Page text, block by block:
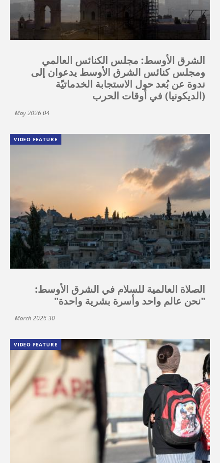
الشرق الأوسط: مجلس الكنائس العالمي
ومجلس كنائس الشرق الأوسط يدعوان إلى
ندوة عن بُعد حول الاستجابة الخدماتيّة
(الديكونيا) في أوقات الحرب
04 May 2026
VIDEO FEATURE
الصلاة العالمية للسلام في الشرق الأوسط:
"نحن عالم واحد وأسرة بشرية واحدة"
30 March 2026
VIDEO FEATURE